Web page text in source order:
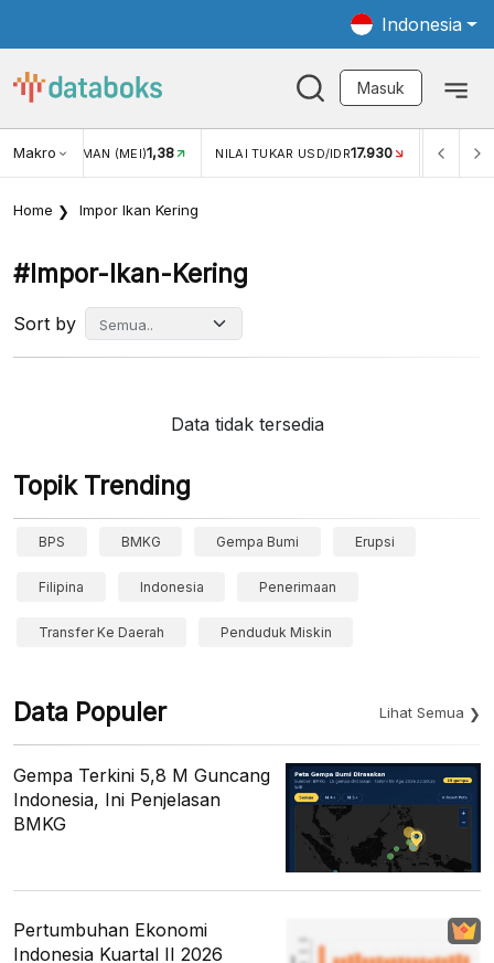
Indonesia
Masuk
MakroWISMAN (MEI)1,38 NILAI TUKAR USD/IDR17.930 INFLASI
Home Impor Ikan Kering
#impor-Ikan-Kering
Sort by
Data tidak tersedia
Topik Trending
BPS BMKG Gempa Bumi Erupsi
Filipina Indonesia Penerimaan
Transfer Ke Daerah Penduduk Miskin
Data Populer Lihat Semua
Gempa Terkini 5,8 M Guncang
Indonesia, Ini Penjelasan
BMKG
Pertumbuhan Ekonomi
Indonesia Kuartal II 2026